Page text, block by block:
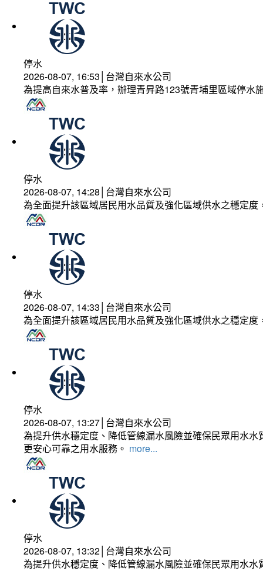
停水
2026-08-07, 16:53│台灣自來水公司
為提高自來水普及率，辦理青昇路123號青埔里區域停水
停水
2026-08-07, 14:28│台灣自來水公司
為全面提升該區域居民用水品質及強化區域供水之穩定
停水
2026-08-07, 14:33│台灣自來水公司
為全面提升該區域居民用水品質及強化區域供水之穩定
停水
2026-08-07, 13:27│台灣自來水公司
為提升供水穩定度、降低管線漏水風險並確保民眾用水
更安心可靠之用水服務。 more...
停水
2026-08-07, 13:32│台灣自來水公司
為提升供水穩定度、降低管線漏水風險並確保民眾用水